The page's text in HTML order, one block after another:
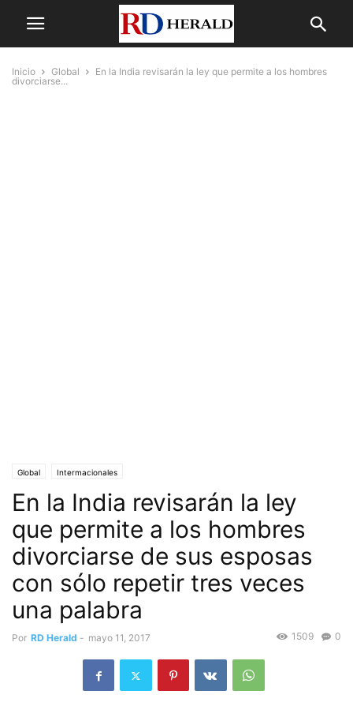
Inicio Global
En la India revisarán la ley que permite a los hombres
divorciarse...
Global Intermacionales
En la India revisarán la ley
que permite a los hombres
divorciarse de sus esposas
con sólo repetir tres veces
una palabra
Por RD Herald - mayo 11, 2017 0
1509